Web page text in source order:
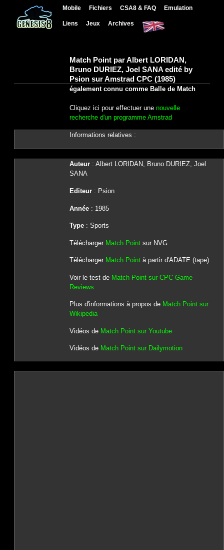
Mobile Fichiers CSA8 & FAQ Emulation
Liens Jeux Archives
Match Point par Albert LORIDAN,
Bruno DURIEZ, Joel SANA edité by
Psion sur Amstrad CPC (1985)
également connu comme Balle de Match
Cliquez ici pour effectuer une nouvelle
recherche d'un programme Amstrad
Informations relatives :
Auteur: Albert LORIDAN, Bruno DURIEZ, Joel
SANA
Editeur: Psion
Année: 1985
Type: Sports
Télécharger Match Pointsur NVG
Télécharger Match Pointà partir d'ADATE (tape)
Voir le test de Match Point sur CPC Game
Reviews
Plus d'informations à propos de Match Point sur
Wikipedia
Vidéos de Match Point sur Youtube
Vidéos de Match Point sur Dailymotion